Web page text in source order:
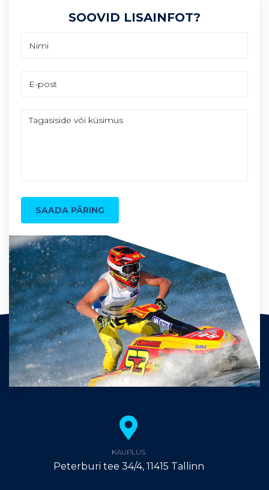
SOOVID LISAINFOT?
SAADA PÄRING
KAUPLUS
Peterburi tee 34/4, 11415 Tallinn